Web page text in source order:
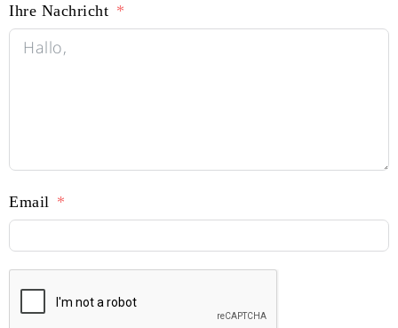
Ihre Nachricht
Email